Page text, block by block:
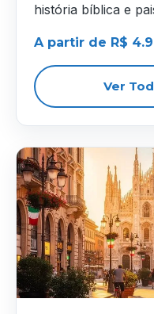
história bíblica e
A partir de R$
Ver